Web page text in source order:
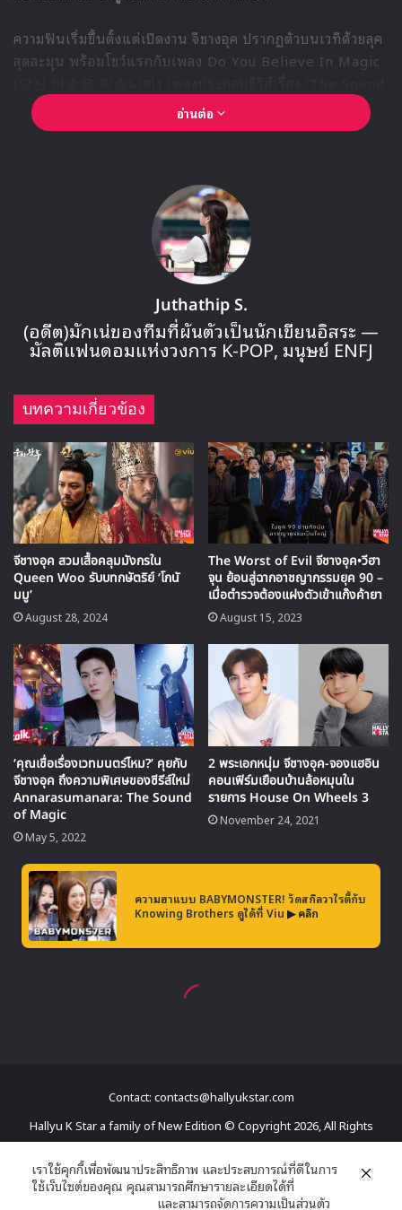
Contact: contacts@hallyukstar.com
Hallyu K Star a family of New Edition © Copyright 2026, All Rights
Dailymotion
เราใช้คุกกี้เพื่อพัฒนาประสิทธิภาพ และประสบการณ์ที่ดีในการ
ใช้เว็บไซต์ของคุณ คุณสามารถศึกษารายละเอียดได้ที่
และสามารถจัดการความเป็นส่วนตัว